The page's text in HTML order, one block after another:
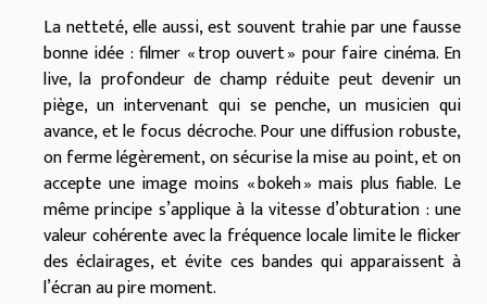
La netteté, elle aussi, est souvent trahie par une fausse
bonne idée : filmer « trop ouvert » pour faire cinéma. En
live, la profondeur de champ réduite peut devenir un
piège, un intervenant qui se penche, un musicien qui
avance, et le focus décroche. Pour une diffusion robuste,
on ferme légèrement, on sécurise la mise au point, et on
accepte une image moins « bokeh » mais plus fiable. Le
même principe s’applique à la vitesse d’obturation : une
valeur cohérente avec la fréquence locale limite le flicker
des éclairages, et évite ces bandes qui apparaissent à
l’écran au pire moment.